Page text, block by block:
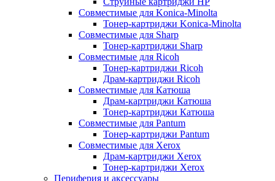
Совместимые для Konica-Minolta
Тонер-картриджи Konica-Minolta
Совместимые для Sharp
Тонер-картриджи Sharp
Совместимые для Ricoh
Тонер-картриджи Ricoh
Драм-картриджи Ricoh
Совместимые для Катюша
Драм-картриджи Катюша
Тонер-картриджи Катюша
Совместимые для Pantum
Тонер-картриджи Pantum
Совместимые для Xerox
Драм-картриджи Xerox
Тонер-картриджи Xerox
Периферия и аксессуары